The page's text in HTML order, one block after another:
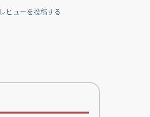
レビューを投稿する